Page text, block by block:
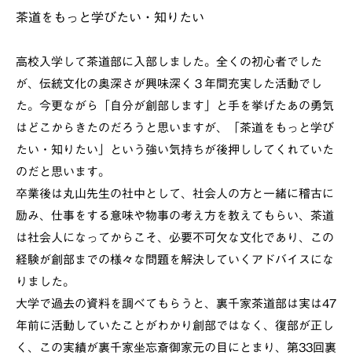
茶道をもっと学びたい・知りたい
高校入学して茶道部に入部しました。全くの初心者でした
が、伝統文化の奥深さが興味深く３年間充実した活動でし
た。今更ながら「自分が創部します」と手を挙げたあの勇気
はどこからきたのだろうと思いますが、「茶道をもっと学び
たい・知りたい」という強い気持ちが後押ししてくれていた
のだと思います。
卒業後は丸山先生の社中として、社会人の方と一緒に稽古に
励み、仕事をする意味や物事の考え方を教えてもらい、茶道
は社会人になってからこそ、必要不可欠な文化であり、この
経験が創部までの様々な問題を解決していくアドバイスにな
りました。
大学で過去の資料を調べてもらうと、裏千家茶道部は実は47
年前に活動していたことがわかり創部ではなく、復部が正し
く、この実績が裏千家坐忘斎御家元の目にとまり、第33回裏